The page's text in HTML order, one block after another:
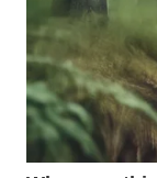
WN
TAPANULI
TENGAH
WN DELI
SERDANG